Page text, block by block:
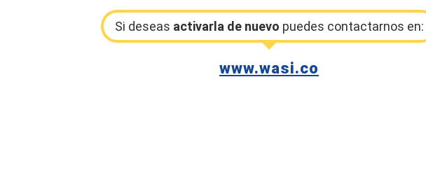
Si deseas activarla de nuevo puedes contactarnos en:
www.wasi.co